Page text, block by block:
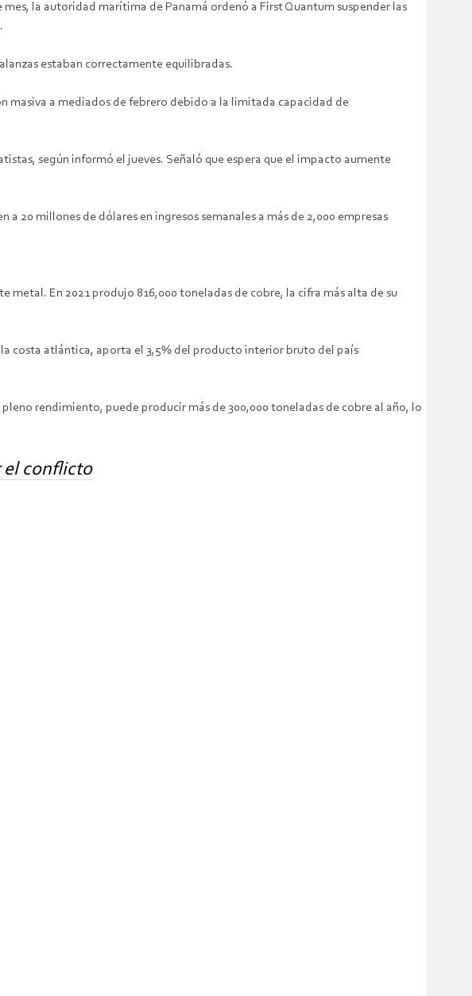
la autoridad marítima de Panamá ordenó a First Quantum suspender las
estaban correctamente equilibradas.
masiva a mediados de febrero debido a la limitada capacidad de
según informó el jueves. Señaló que espera que el impacto aumente
20 millones de dólares en ingresos semanales a más de 2,000 empresas
metal. En 2021 produjo 816,000 toneladas de cobre, la cifra más alta de su
la costa atlántica, aporta el 3,5% del producto interior bruto del país
rendimiento, puede producir más de 300,000 toneladas de cobre al año, lo
el conflicto